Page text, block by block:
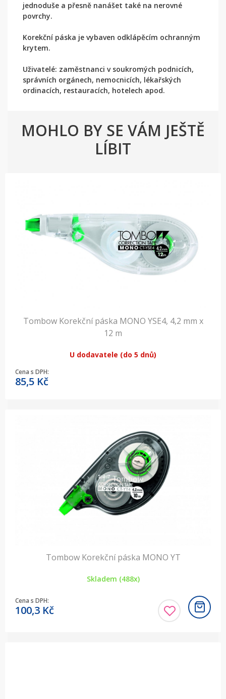
jednoduše a přesně nanášet také na nerovné
povrchy.
Korekční páska je vybaven odklápěcím ochranným
krytem.
Uživatelé: zaměstnanci v soukromých podnicích,
správních orgánech, nemocnicích, lékařských
ordinacích, restauracích, hotelech apod.
MOHLO BY SE VÁM JEŠTĚ
LÍBIT
Tombow Korekční páska MONO YSE4, 4,2 mm x
12 m
U dodavatele (do 5 dnů)
Cena s DPH:
85,5 Kč
Tombow Korekční páska MONO YT
Skladem (488x)
Cena s DPH:
100,3 Kč